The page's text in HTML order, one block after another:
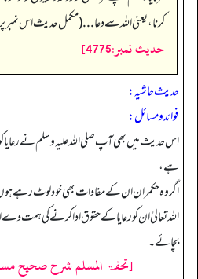
کرنا، یعنی اللہ سے دعا... (مکمل حدیث اس نمبر
حديث نمبر:4775]
حدیث حاشیہ:
فوائد ومسائل:
اس حدیث میں بھی آپ صلی اللہ علیہ وسلم نے رعایا
ہے،
اگر وہ حکمران ان کے مفادات بھی خود لوٹ رہے ہوں
اللہ تعالیٰ ان کو رعایا کے حقوق ادا کرنے کی ہمت
بچائے۔
[تحفۃ المسلم شرح صحیح